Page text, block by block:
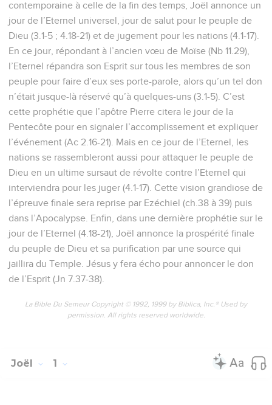
contemporaine à celle de la fin des temps, Joël annonce un
jour de l’Eternel universel, jour de salut pour le peuple de
Dieu (3.1-5 ; 4.18-21) et de jugement pour les nations (4.1-17).
En ce jour, répondant à l’ancien vœu de Moïse (Nb 11.29),
l’Eternel répandra son Esprit sur tous les membres de son
peuple pour faire d’eux ses porte-parole, alors qu’un tel don
n’était jusque-là réservé qu’à quelques-uns (3.1-5). C’est
cette prophétie que l’apôtre Pierre citera le jour de la
Pentecôte pour en signaler l’accomplissement et expliquer
l’événement (Ac 2.16-21). Mais en ce jour de l’Eternel, les
nations se rassembleront aussi pour attaquer le peuple de
Dieu en un ultime sursaut de révolte contre l’Eternel qui
interviendra pour les juger (4.1-17). Cette vision grandiose de
l’épreuve finale sera reprise par Ezéchiel (ch.38 à 39) puis
dans l’Apocalypse. Enfin, dans une dernière prophétie sur le
jour de l’Eternel (4.18-21), Joël annonce la prospérité finale
du peuple de Dieu et sa purification par une source qui
jaillira du Temple. Jésus y fera écho pour annoncer le don
de l’Esprit (Jn 7.37-38).
La Bible Du Semeur Copyright © 1992, 1999 by Biblica, Inc.® Used by
permission. All rights reserved worldwide.
Joël 1